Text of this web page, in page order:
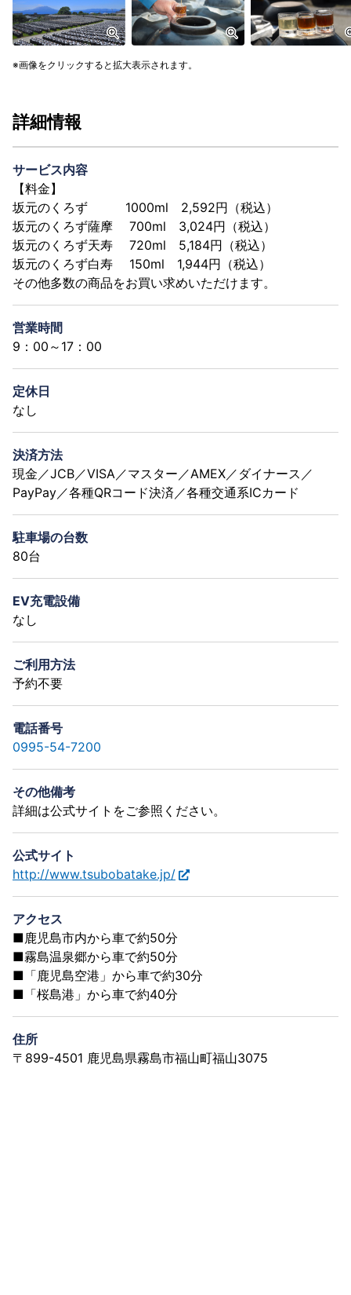
画像をクリックすると拡大表示されます。
詳細情報
サービス内容
【料金】
坂元のくろず 1000ml 2,592円（税込）
坂元のくろず薩摩 700ml 3,024円（税込）
坂元のくろず天寿 720ml 5,184円（税込）
坂元のくろず白寿 150ml 1,944円（税込）
その他多数の商品をお買い求めいただけます。
営業時間
9：00～17：00
定休日
なし
決済方法
現金／JCB／VISA／マスター／AMEX／ダイナース／
PayPay／各種QRコード決済／各種交通系ICカード
駐車場の台数
80台
EV充電設備
なし
ご利用方法
予約不要
電話番号
0995-54-7200
その他備考
詳細は公式サイトをご参照ください。
公式サイト
http://www.tsubobatake.jp/
アクセス
■鹿児島市内から車で約50分
■霧島温泉郷から車で約50分
■「鹿児島空港」から車で約30分
■「桜島港」から車で約40分
住所
〒899-4501 鹿児島県霧島市福山町福山3075